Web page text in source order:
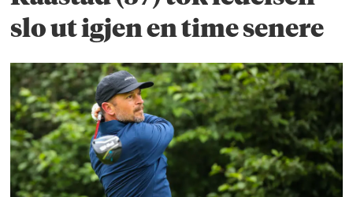
slo ut igjen en time senere